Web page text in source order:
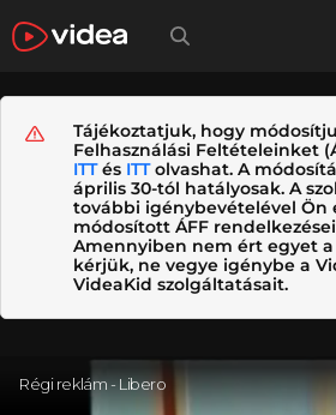
Tájékoztatjuk, hogy
Felhasználási Feltételeinket
ITTés ITTolvashat. A
április 30-tól hatályosak. A
további igénybevételével Ön
módosított ÁFF
Amennyiben nem ért egyet a
kérjük, ne vegye igénybe a
VideaKid szolgáltatásait.